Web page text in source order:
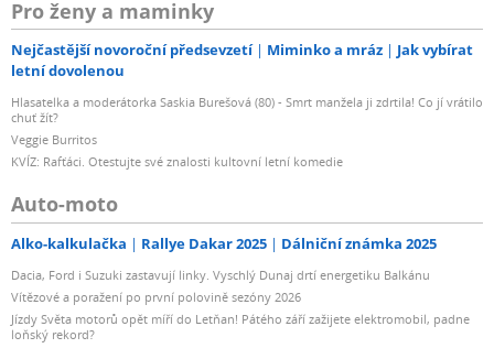
Pro ženy a maminky
Nejčastější novoroční předsevzetí Miminko a mráz
Jak vybírat
letní dovolenou
Hlasatelka a moderátorka Saskia Burešová (80) - Smrt manžela ji zdrtila! Co jí vrátilo
chuť žít?
Veggie Burritos
KVÍZ: Rafťáci. Otestujte své znalosti kultovní letní komedie
Auto-moto
Alko-kalkulačka Rallye Dakar 2025 Dálniční známka 2025
Dacia, Ford i Suzuki zastavují linky. Vyschlý Dunaj drtí energetiku Balkánu
Vítězové a poražení po první polovině sezóny 2026
Jízdy Světa motorů opět míří do Letňan! Pátého září zažijete elektromobil, padne
loňský rekord?